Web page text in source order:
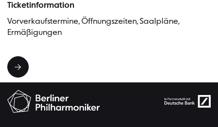
Ticketinformation
Vorverkaufstermine, Öffnungszeiten, Saalpläne,
Ermäßigungen